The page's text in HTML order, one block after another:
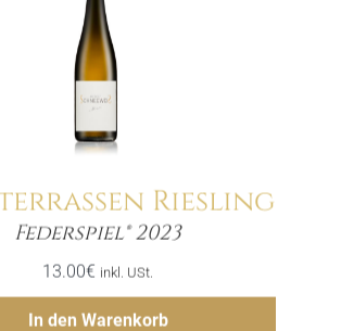
Riesling
Federspiel® 2023
13.00€ inkl. USt.
In den Warenkorb
Menge
Hinzufügen